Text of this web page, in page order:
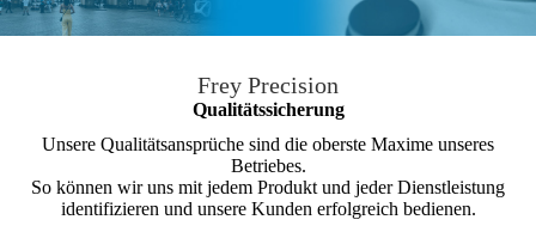
Frey Precision
Qualitätssicherung
Unsere Qualitätsansprüche sind die oberste Maxime unseres
Betriebes.
So können wir uns mit jedem Produkt und jeder Dienstleistung
identifizieren und unsere Kunden erfolgreich bedienen.